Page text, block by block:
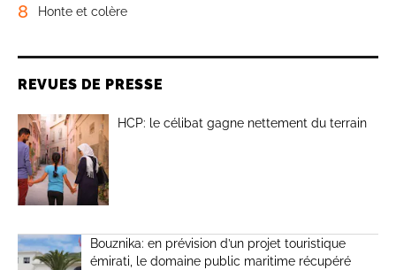
8 Honte et colère
REVUES DE PRESSE
HCP: le célibat gagne nettement du terrain
Bouznika: en prévision d’un projet touristique
émirati, le domaine public maritime récupéré